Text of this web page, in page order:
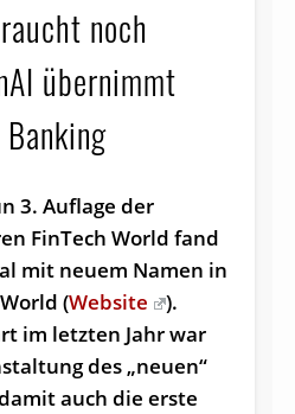
noch
übernimmt
3. Auflage der
FinTech World fand
mit neuem Namen in
(Website
).
im letzten Jahr war
des „neuen“
auch die erste